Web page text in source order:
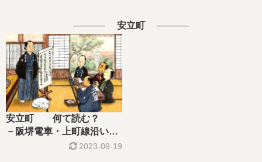
安立町
安立町 何て読む？
－阪堺電車・上町線沿いを
2023-09-19